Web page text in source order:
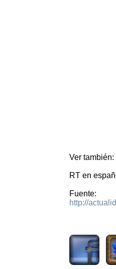
Ver también:
RT en
Fuente:
http://